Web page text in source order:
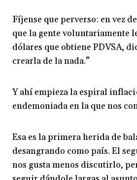
Fíjense que perverso: en vez
que la gente voluntariamente
dólares que obtiene PDVSA,
crearla de la nada.”
Y ahí empieza la espiral
endemoniada en la que nos
Esa es la primera herida de
desangrando como país. El
nos gusta menos discutirlo,